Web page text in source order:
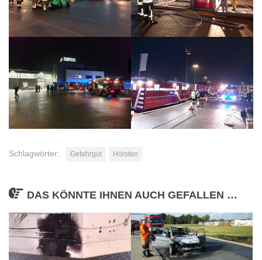
Schlagwörter: Gefahrgut Hörsten
DAS KÖNNTE IHNEN AUCH GEFALLEN …